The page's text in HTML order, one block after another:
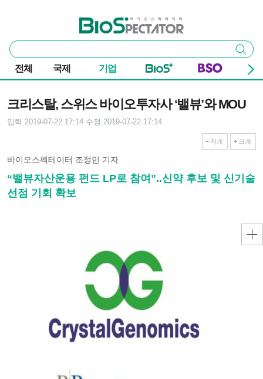
바이오스펙테이터
통
합
검
색
검색
전체 국제 기업
크리스탈, 스위스 바이오투자사 ‘밸뷰’와 MOU
입력 2019-07-22 17:14 수정 2019-07-22 17:14
작게 크게
바이오스펙테이터 조정민 기자
“밸뷰자산운용 펀드 LP로 참여”..신약 후보 및 신기술
선점 기회 확보